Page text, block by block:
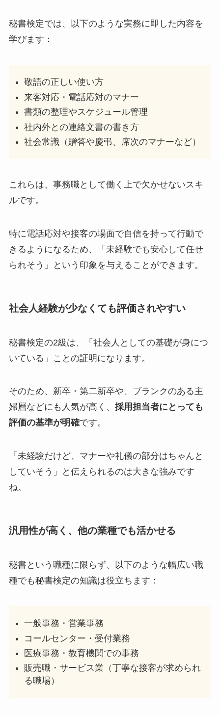
秘書検定では、以下のような実務に即した内容を
学びます：
敬語の正しい使い方
来客対応・電話応対のマナー
書類の整理やスケジュール管理
社内外との連絡文書の書き方
社会常識（贈答や慶弔、席次のマナーなど）
これらは、事務職として働く上で欠かせないスキ
ルです。
特に電話応対や接客の場面で自信を持って行動で
きるようになるため、「未経験でも安心して任せ
られそう」という印象を与えることができます。
社会人経験が少なくても評価されやすい
秘書検定の2級は、「社会人としての基礎が身につ
いている」ことの証明になります。
そのため、新卒・第二新卒や、ブランクのある主
婦層などにも人気が高く、 採用担当者にとっても
評価の基準が明確です。
「未経験だけど、マナーや礼儀の部分はちゃんと
していそう」と伝えられるのは大きな強みです
ね。
汎用性が高く、他の業種でも活かせる
秘書という職種に限らず、以下のような幅広い職
種でも秘書検定の知識は役立ちます：
一般事務・営業事務
コールセンター・受付業務
医療事務・教育機関での事務
販売職・サービス業（丁寧な接客が求められ
る職場）